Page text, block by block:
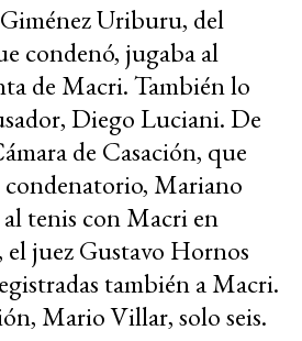
Uriburu, del
condenó, jugaba al
de Macri. También lo
Diego Luciani. De
de Casación, que
Mariano
tenis con Macri en
juez Gustavo Hornos
también a Macri.
Mario Villar, solo seis.